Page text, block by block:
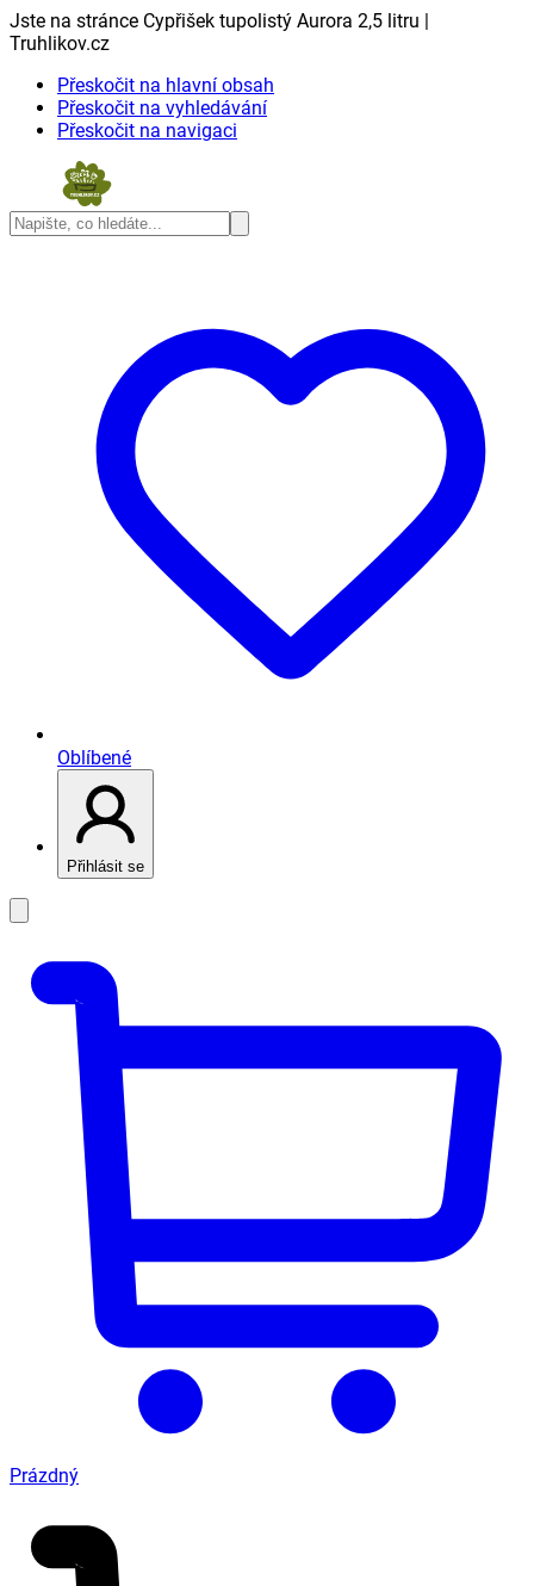
Jste na stránce Cypřišek tupolistý Aurora 2,5 litru |
Truhlikov.cz
Přeskočit na hlavní obsah
Přeskočit na vyhledávání
Přeskočit na navigaci
Oblíbené
Přihlásit se
Prázdný